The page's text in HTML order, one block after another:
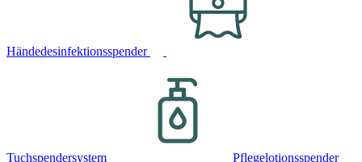
Händedesinfektionsspender
Tuchspendersystem Pflegelotionsspender